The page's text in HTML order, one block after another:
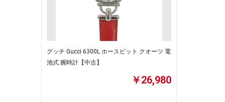
グッチ Gucci 6300L ホースビット クオーツ 電
池式 腕時計【中古】
￥26,980